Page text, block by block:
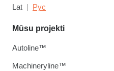
Lat Рус
Mūsu projekti
Autoline™
Machineryline™